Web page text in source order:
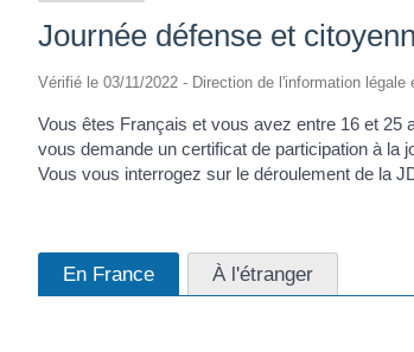
Journée défense et
Vérifié le 03/11/2022 - Direction de l'information
Vous êtes Français et vous avez entre 16 et
vous demande un certificat de participation à
Vous vous interrogez sur le déroulement de la
En France À l'étranger